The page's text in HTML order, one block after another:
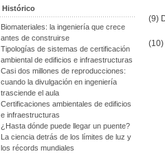
(9)
Histórico
Biomateriales: la ingeniería que crece
antes de construirse
Tipologías de sistemas de certificación
ambiental de edificios e infraestructuras
Casi dos millones de reproducciones:
cuando la divulgación en ingeniería
trasciende el aula
Certificaciones ambientales de edificios
e infraestructuras
¿Hasta dónde puede llegar un puente?
La ciencia detrás de los límites de luz y
los récords mundiales